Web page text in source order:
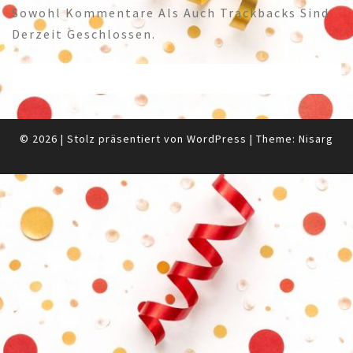
Sowohl Kommentare Als Auch Trackbacks Sind
Derzeit Geschlossen.
© 2026 | Stolz präsentiert von WordPress | Theme: Nisarg